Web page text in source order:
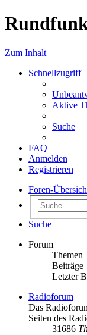
Zum Inhalt
Schnellzugriff
Aktive
Suche
FAQ
Anmelden
Registrieren
Foren-
Suche
Forum
Themen
Beiträge
Letzter
Radioforum
Das
Seiten des
31686